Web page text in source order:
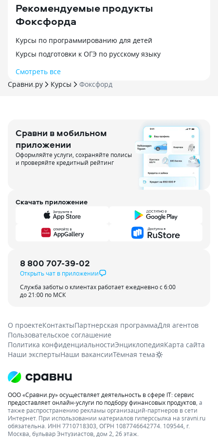
внимания хватает. Если что-то
не понятно, всегда можно задать
вопрос учителю и он без проблем
объяснит еще раз. Такой формат
дочка будет продолжать учиться
в этой онлайн-школе.
Рекомендуемые продукты
Фоксфорда
Курсы по программированию для детей
Курсы подготовки к ОГЭ по русскому языку
Смотреть все
Сравни.ру
Курсы Фоксфорд
Сравни в мобильном
приложении
Оформляйте услуги, сохраняйте полисы
и проверяйте кредитный рейтинг
Скачать приложение
8 800 707-39-02
Открыть чат в приложении
Служба заботы о клиентах работает ежедневно с 6:00
до 21:00 по МСК
О проектеКонтактыПартнерская программаДля агентов
Пользовательское соглашение
Политика конфиденциальностиЭнциклопедияКарта сайта
Наши экспертыНаши вакансииТёмная тема
ООО «Сравни.ру» осуществляет деятельность в сфере IT: сервис
предоставляет онлайн-услуги по подбору финансовых продуктов , а
также распространению рекламы организаций-партнеров в сети
Интернет. При использовании материалов гиперссылка на sravni.ru
обязательна. ИНН 7710718303, ОГРН 1087746642774. 109544, г.
Москва, бульвар Энтузиастов, дом 2, 26 этаж.